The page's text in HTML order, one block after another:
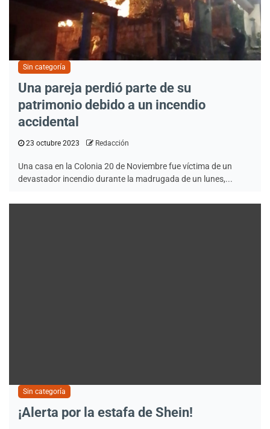
Sin categoría
Una pareja perdió parte de su
patrimonio debido a un incendio
accidental
23 octubre 2023 Redacción
Una casa en la Colonia 20 de Noviembre fue víctima de un
devastador incendio durante la madrugada de un lunes,...
Sin categoría
¡Alerta por la estafa de Shein!